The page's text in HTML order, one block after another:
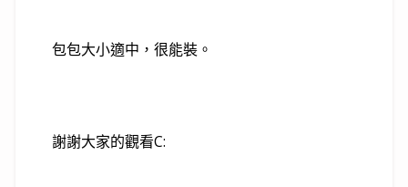
包包大小適中，很能裝。
謝謝大家的觀看C: